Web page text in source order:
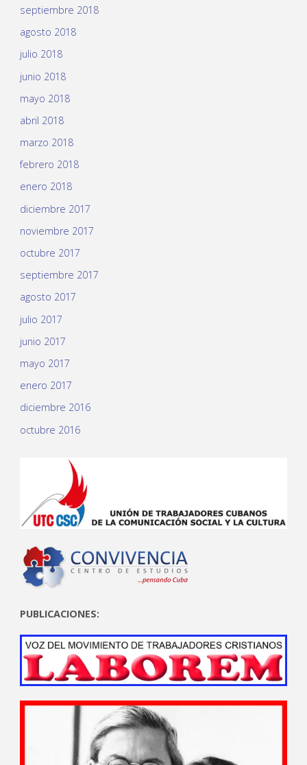
septiembre 2018
agosto 2018
julio 2018
junio 2018
mayo 2018
abril 2018
marzo 2018
febrero 2018
enero 2018
diciembre 2017
noviembre 2017
octubre 2017
septiembre 2017
agosto 2017
julio 2017
junio 2017
mayo 2017
enero 2017
diciembre 2016
octubre 2016
PUBLICACIONES: